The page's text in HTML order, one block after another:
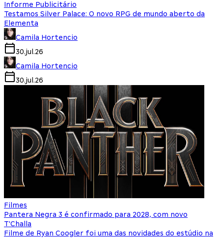
Informe Publicitário
Testamos Silver Palace: O novo RPG de mundo aberto da
Elementa
Camila Hortencio
30.jul.26
Camila Hortencio
30.jul.26
Filmes
Pantera Negra 3 é confirmado para 2028, com novo
T'Challa
Filme de Ryan Coogler foi uma das novidades do estúdio na